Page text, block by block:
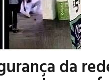
da